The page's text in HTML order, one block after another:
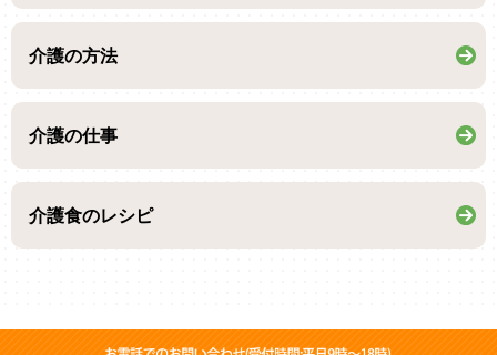
介護の方法
介護の仕事
介護食のレシピ